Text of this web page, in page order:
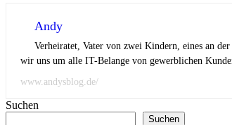
Andy
Verheiratet, Vater von zwei Kindern, eines an
wir uns um alle IT-Belange von gewerblichen
www.andysblog.de/
Suchen
Suchen